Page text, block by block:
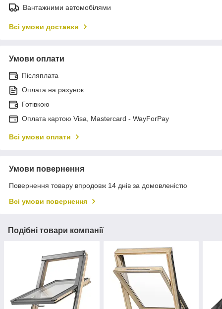
Вантажними автомобілями
Всі умови доставки
Умови оплати
Післяплата
Оплата на рахунок
Готівкою
Оплата картою Visa, Mastercard - WayForPay
Всі умови оплати
Умови повернення
Повернення товару впродовж 14 днів за домовленістю
Всі умови повернення
Подібні товари компанії